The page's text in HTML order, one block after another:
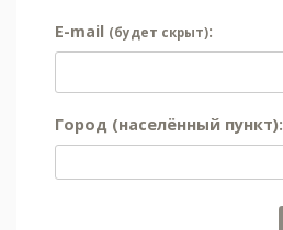
E-mail (будет скрыт):
Город (населённый пункт):